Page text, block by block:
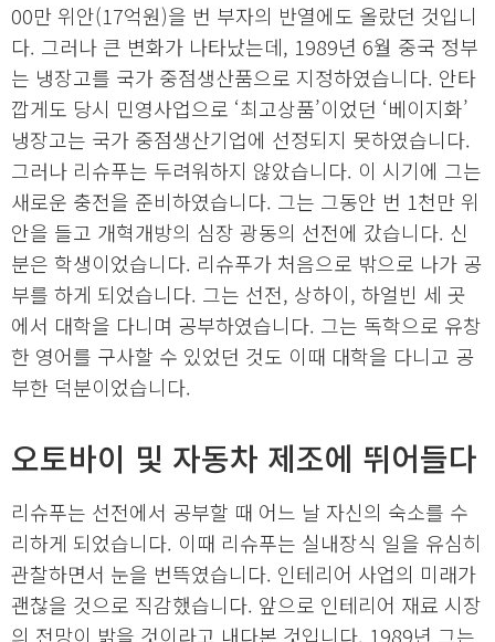
00만 위안(17억원)을 번 부자의 반열에도 올랐던 것입니
다. 그러나 큰 변화가 나타났는데, 1989년 6월 중국 정부
는 냉장고를 국가 중점생산품으로 지정하였습니다. 안타
깝게도 당시 민영사업으로 ‘최고상품’이었던 ‘베이지화’
냉장고는 국가 중점생산기업에 선정되지 못하였습니다.
그러나 리슈푸는 두려워하지 않았습니다. 이 시기에 그는
새로운 충전을 준비하였습니다. 그는 그동안 번 1천만 위
안을 들고 개혁개방의 심장 광동의 선전에 갔습니다. 신
분은 학생이었습니다. 리슈푸가 처음으로 밖으로 나가 공
부를 하게 되었습니다. 그는 선전, 상하이, 하얼빈 세 곳
에서 대학을 다니며 공부하였습니다. 그는 독학으로 유창
한 영어를 구사할 수 있었던 것도 이때 대학을 다니고 공
부한 덕분이었습니다.
오토바이 및 자동차 제조에 뛰어들다
리슈푸는 선전에서 공부할 때 어느 날 자신의 숙소를 수
리하게 되었습니다. 이때 리슈푸는 실내장식 일을 유심히
관찰하면서 눈을 번뜩였습니다. 인테리어 사업의 미래가
괜찮을 것으로 직감했습니다. 앞으로 인테리어 재료 시장
의 전망이 밝을 것이라고 내다본 것입니다. 1989년 그는